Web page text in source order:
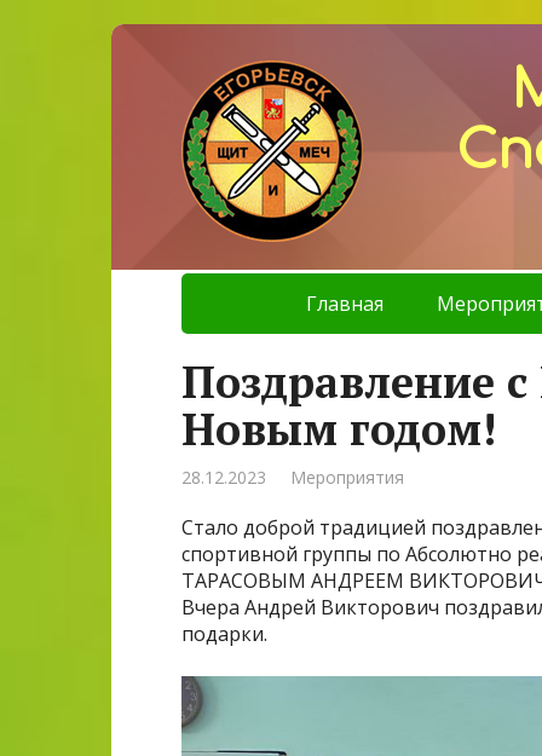
Главная
Поздравление
Новым годом!
28.12.2023 Мероприятия
Стало доброй традицией
спортивной группы по Абсолютно
ТАРАСОВЫМ АНДРЕЕМ
Вчера Андрей Викторович
подарки.